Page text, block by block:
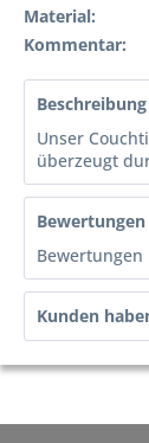
Material:
Kommentar:
Beschreibung
Unser
überzeugt
Bewertungen
Kunden